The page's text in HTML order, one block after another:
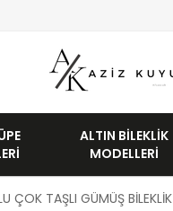
ALTIN BILEKLIK
MODELLERI
ÇOK TAŞLI GÜMÜŞ BİLEKLİK